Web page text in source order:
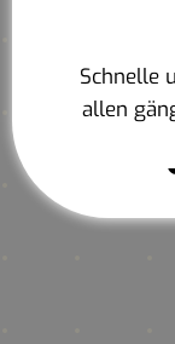
Schnelle
allen